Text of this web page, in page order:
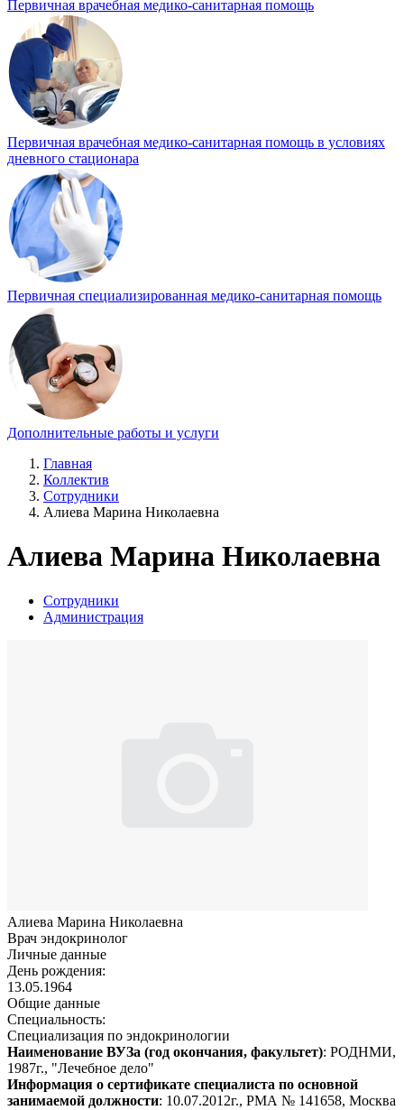
Первичная врачебная медико-санитарная помощь
Первичная врачебная медико-санитарная помощь в условиях
дневного стационара
Первичная специализированная медико-санитарная помощь
Дополнительные работы и услуги
Главная
Коллектив
Сотрудники
Алиева Марина Николаевна
Алиева Марина Николаевна
Сотрудники
Администрация
Алиева Марина Николаевна
Врач эндокринолог
Личные данные
День рождения:
13.05.1964
Общие данные
Специальность:
Специализация по эндокринологии
Наименование ВУЗа (год окончания, факультет): РОДНМИ,
1987г., "Лечебное дело"
Информация о сертификате специалиста по основной
занимаемой должности: 10.07.2012г., РМА № 141658, Москва